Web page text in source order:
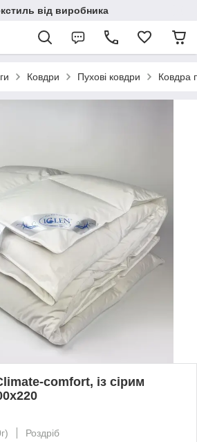
від виробника
Ковдри Пухові ковдри Ковдра
comfort, із сірим
Роздріб